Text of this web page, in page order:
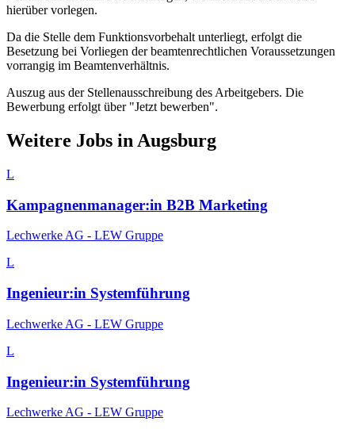
hierüber vorlegen.
Da die Stelle dem Funktionsvorbehalt unterliegt, erfolgt die
Besetzung bei Vorliegen der beamtenrechtlichen Voraussetzungen
vorrangig im Beamtenverhältnis.
Auszug aus der Stellenausschreibung des Arbeitgebers. Die
Bewerbung erfolgt über "Jetzt bewerben".
Weitere Jobs in Augsburg
L
Kampagnenmanager:in B2B Marketing
Lechwerke AG - LEW Gruppe
L
Ingenieur:in Systemführung
Lechwerke AG - LEW Gruppe
L
Ingenieur:in Systemführung
Lechwerke AG - LEW Gruppe